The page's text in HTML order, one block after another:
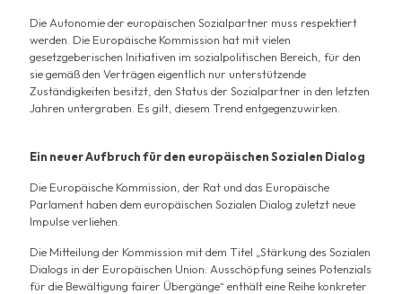
Die Autonomie der europäischen Sozialpartner muss respektiert
werden. Die Europäische Kommission hat mit vielen
gesetzgeberischen Initiativen im sozialpolitischen Bereich, für den
sie gemäß den Verträgen eigentlich nur unterstützende
Zuständigkeiten besitzt, den Status der Sozialpartner in den letzten
Jahren untergraben. Es gilt, diesem Trend entgegenzuwirken.
Ein neuer Aufbruch für den europäischen Sozialen Dialog
Die Europäische Kommission, der Rat und das Europäische
Parlament haben dem europäischen Sozialen Dialog zuletzt neue
Impulse verliehen.
Die Mitteilung der Kommission mit dem Titel „Stärkung des Sozialen
Dialogs in der Europäischen Union: Ausschöpfung seines Potenzials
für die Bewältigung fairer Übergänge“ enthält eine Reihe konkreter